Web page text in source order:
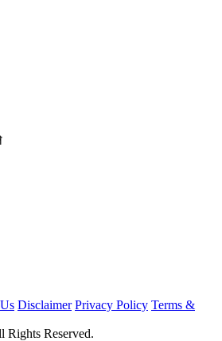
Disclaimer Privacy Policy Terms &
Reserved.